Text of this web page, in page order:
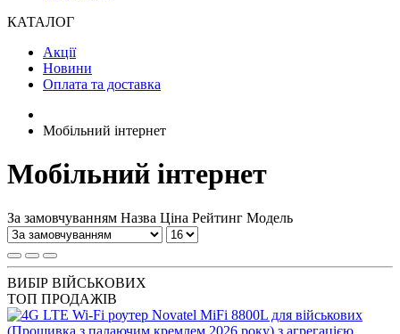
КАТАЛОГ
Акції
Новини
Оплата та доставка
Мобільний інтернет
Мобільний інтернет
За замовчуванням Назва Ціна Рейтинг Модель
ВИБІР ВІЙСЬКОВИХ
ТОП ПРОДАЖІВ